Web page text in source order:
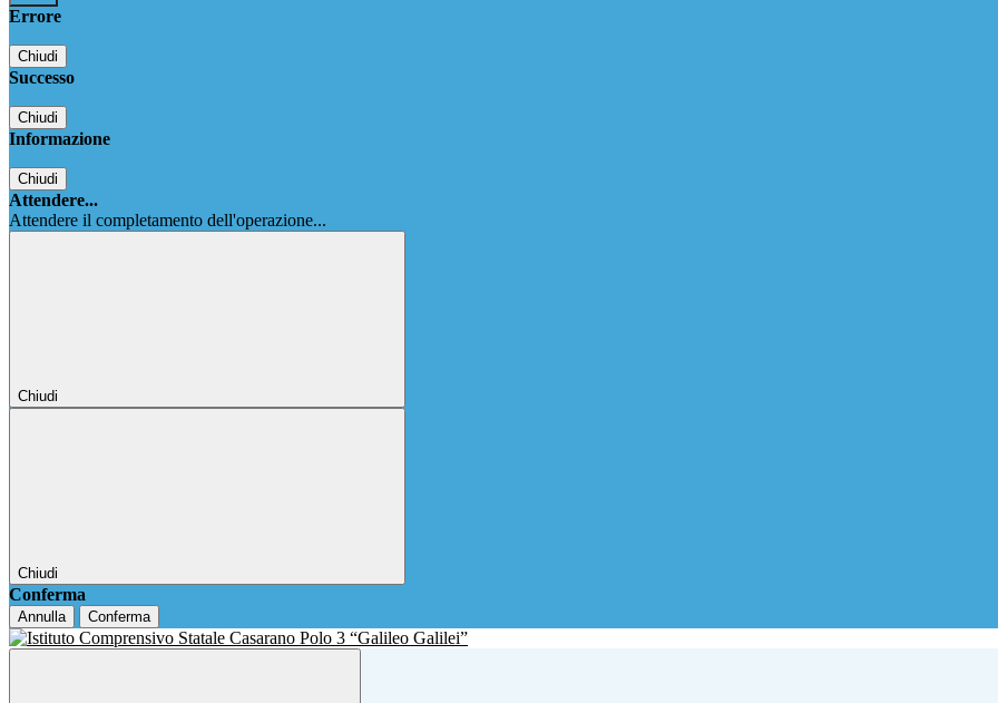
Errore
Chiudi
Successo
Chiudi
Informazione
Chiudi
Attendere...
Attendere il completamento dell'operazione...
Chiudi
Chiudi
Conferma
Annulla Conferma